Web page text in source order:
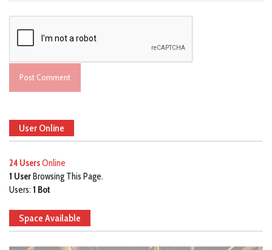
User Online
24 UsersOnline
1 UserBrowsing This Page.
Users: 1 Bot
Space Available